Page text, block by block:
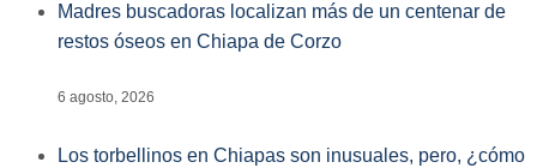
Madres buscadoras localizan más de un centenar de
restos óseos en Chiapa de Corzo
6 agosto, 2026
Los torbellinos en Chiapas son inusuales, pero, ¿cómo